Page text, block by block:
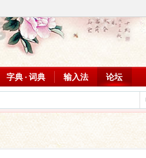
字典 · 词典 输入法 论坛